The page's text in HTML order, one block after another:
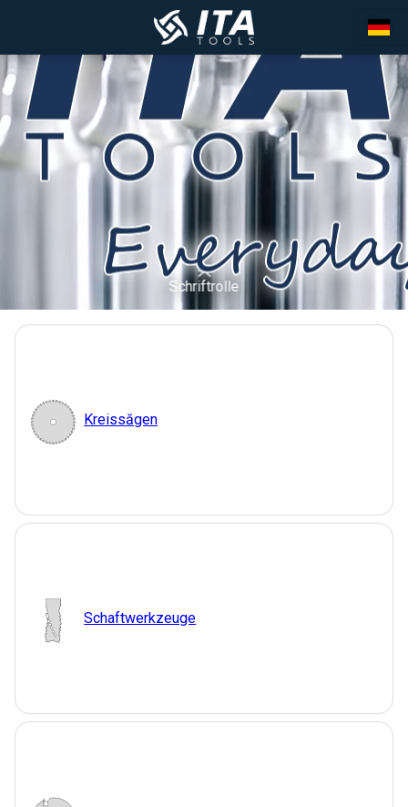
Schriftrolle
Kreissăgen
Schaftwerkzeuge